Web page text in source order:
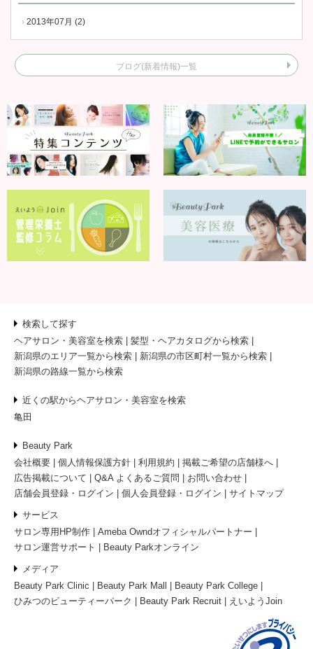
2013年07月 (2)
ブログ(新着情報)一覧
検索して探す
ヘアサロン・美容室を検索
髪型・ヘアカタログから検索
新潟県のエリア一覧から検索
新潟県の市区町村一覧から検索
新潟県の路線一覧から検索
近くの駅からヘアサロン・美容室を検索
亀田
Beauty Park
会社概要
個人情報保護方針 利用規約
掲載ご希望の店舗様へ
広告掲載について
Q&A よくあるご質問
お問い合わせ
店舗会員登録・ログイン
個人会員登録・ログイン サイトマップ
サービス
サロン専用HP制作
Ameba Owndオフィシャルパートナー
サロン運営サポート
Beauty Parkオンライン
メディア
Beauty Park Clinic
Beauty Park Mall
Beauty Park College
ひみつのビューティーパーク
Beauty Park Recruit えいようJoin